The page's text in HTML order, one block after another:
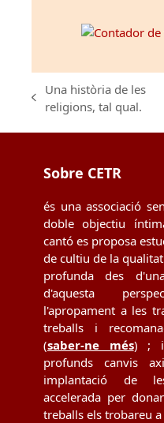
previous
Una història de les
religions, tal qual.
Sobre CETR
és una associació
doble objectiu
cantó es proposa
de cultiu de la
profunda des
d'aquesta
l'apropament a les
treballs i
(saber-ne més) ; i
profunds canvis
implantació de
accelerada per
treballs els trobareu a